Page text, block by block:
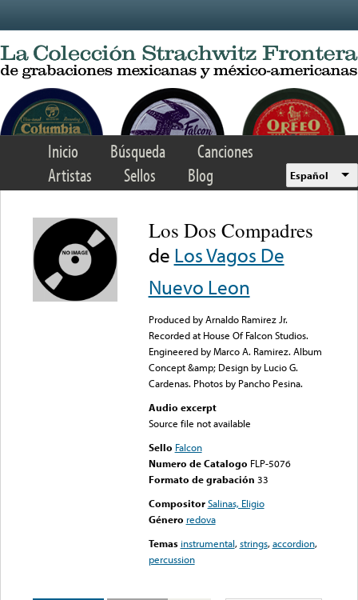
Inicio Búsqueda
Canciones
Artistas
Sellos Blog Español
Los Dos Compadres
de Los Vagos De
Nuevo Leon
Produced by Arnaldo Ramirez Jr.
Recorded at House Of Falcon Studios.
Engineered by Marco A. Ramirez. Album
Concept &amp; Design by Lucio G.
Cardenas. Photos by Pancho Pesina.
Audio excerpt
Source file not available
Sello Falcon
Numero de Catalogo FLP-5076
Formato de grabación 33
Compositor Salinas, Eligio
Género redova
Temas instrumental,strings,accordion,
percussion